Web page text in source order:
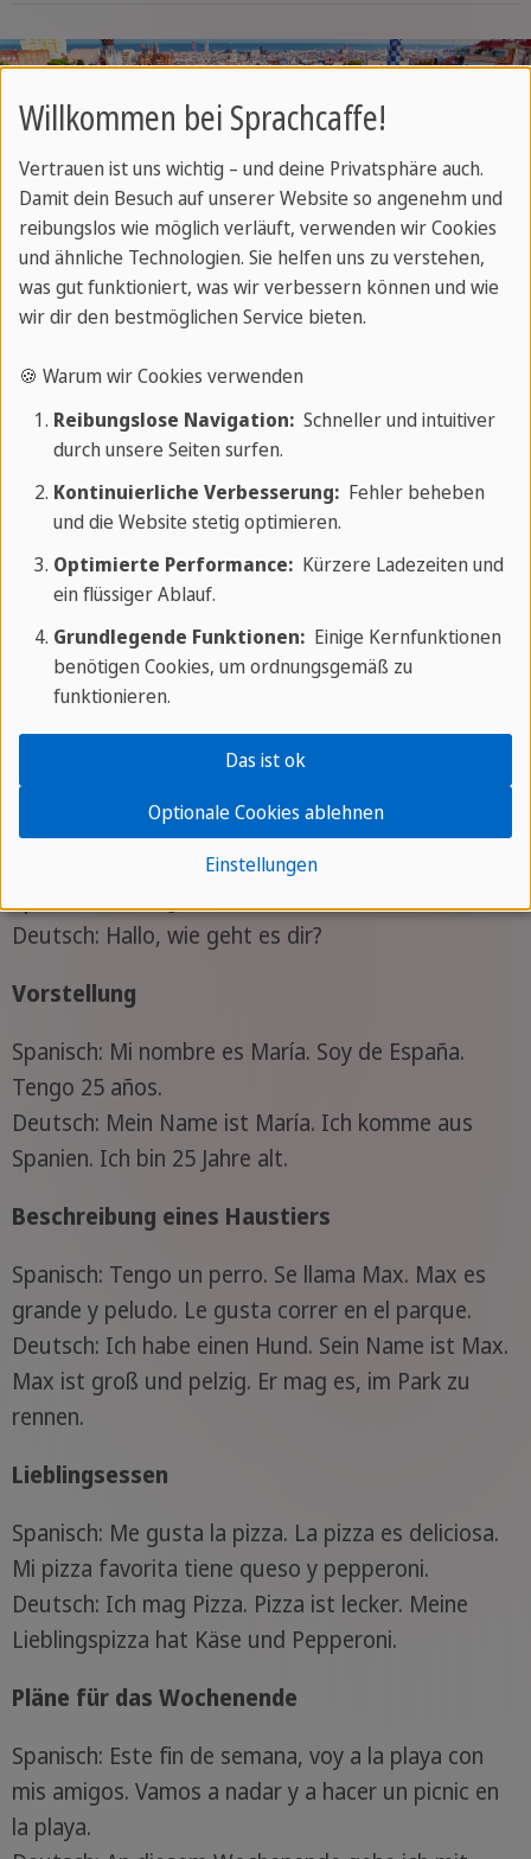
Spanisch
Sprachreise
Verbessere dein Spanisch und erlebe
einen wunderschönen Urlaub!
Entdecke Spanisch
Sprachreisen
Beispielphrasen auf Spanisch für
Anfänger
Begrüßung
Deutsch: Hallo, wie geht es dir?
Vorstellung
Spanisch: Mi nombre es María. Soy de España.
Tengo 25 años.
Deutsch: Mein Name ist María. Ich komme aus
Spanien. Ich bin 25 Jahre alt.
Beschreibung eines Haustiers
Spanisch: Tengo un perro. Se llama Max. Max es
grande y peludo. Le gusta correr en el parque.
Deutsch: Ich habe einen Hund. Sein Name ist Max.
Max ist groß und pelzig. Er mag es, im Park zu
rennen.
Lieblingsessen
Spanisch: Me gusta la pizza. La pizza es deliciosa.
Mi pizza favorita tiene queso y pepperoni.
Deutsch: Ich mag Pizza. Pizza ist lecker. Meine
Lieblingspizza hat Käse und Pepperoni.
Pläne für das Wochenende
Spanisch: Este fin de semana, voy a la playa con
mis amigos. Vamos a nadar y a hacer un picnic en
la playa.
Willkommen bei Sprachcaffe!
Vertrauen ist uns wichtig – und deine Privatsphäre auch.
Damit dein Besuch auf unserer Website so angenehm und
reibungslos wie möglich verläuft, verwenden wir Cookies
und ähnliche Technologien. Sie helfen uns zu verstehen,
was gut funktioniert, was wir verbessern können und wie
wir dir den bestmöglichen Service bieten.
🍪 Warum wir Cookies verwenden
Reibungslose Navigation:Schneller und intuitiver
durch unsere Seiten surfen.
Kontinuierliche Verbesserung:Fehler beheben
und die Website stetig optimieren.
Optimierte Performance:Kürzere Ladezeiten und
ein flüssiger Ablauf.
Grundlegende Funktionen:Einige Kernfunktionen
benötigen Cookies, um ordnungsgemäß zu
funktionieren.
Einstellungen
Optionale Cookies ablehnen
Das ist ok